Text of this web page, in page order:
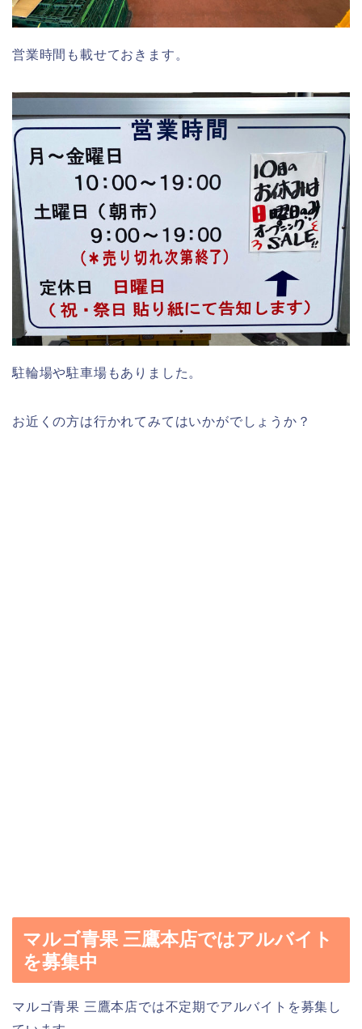
営業時間も載せておきます。
駐輪場や駐車場もありました。
お近くの方は行かれてみてはいかがでしょうか？
マルゴ青果 三鷹本店ではアルバイト
を募集中
マルゴ青果 三鷹本店では不定期でアルバイトを募集し